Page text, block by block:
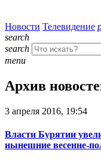
Новости Телевидение
search
search
menu
Архив
3 апреля 2016, 19:54
Власти Бурятии
нынешние весенне-